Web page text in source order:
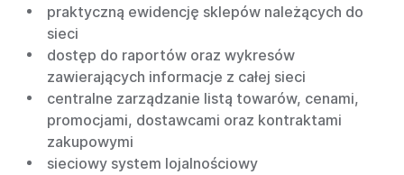
praktyczną ewidencję sklepów należących do
sieci
dostęp do raportów oraz wykresów
zawierających informacje z całej sieci
centralne zarządzanie listą towarów, cenami,
promocjami, dostawcami oraz kontraktami
zakupowymi
sieciowy system lojalnościowy